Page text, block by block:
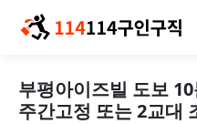
부평아이즈빌 도보
주간고정 또는 2교대